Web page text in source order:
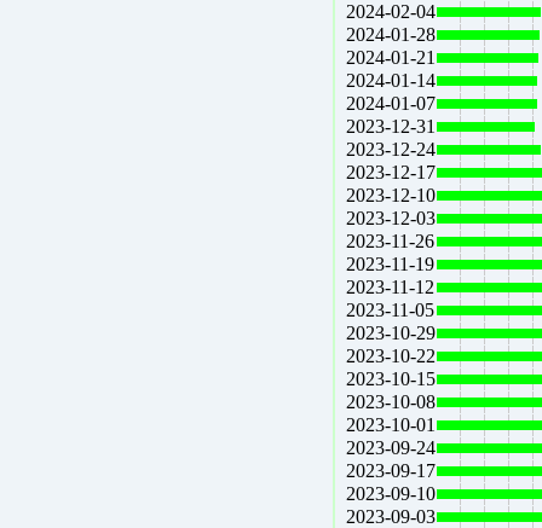
2024-02-04
2024-01-28
2024-01-21
2024-01-14
2024-01-07
2023-12-31
2023-12-24
2023-12-17
2023-12-10
2023-12-03
2023-11-26
2023-11-19
2023-11-12
2023-11-05
2023-10-29
2023-10-22
2023-10-15
2023-10-08
2023-10-01
2023-09-24
2023-09-17
2023-09-10
2023-09-03